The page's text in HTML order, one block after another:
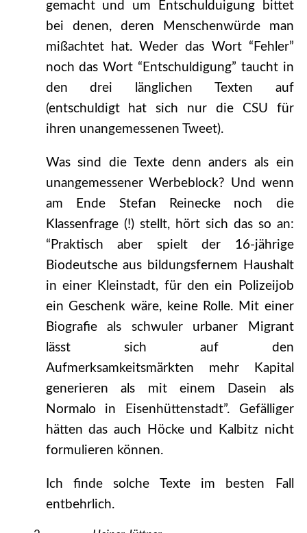
gemacht und um Entschulduigung bittet
bei denen, deren Menschenwürde man
mißachtet hat. Weder das Wort “Fehler”
noch das Wort “Entschuldigung” taucht in
den drei länglichen Texten auf
(entschuldigt hat sich nur die CSU für
ihren unangemessenen Tweet).
Was sind die Texte denn anders als ein
unangemessener Werbeblock? Und wenn
am Ende Stefan Reinecke noch die
Klassenfrage (!) stellt, hört sich das so an:
“Praktisch aber spielt der 16-jährige
Biodeutsche aus bildungsfernem Haushalt
in einer Kleinstadt, für den ein Polizeijob
ein Geschenk wäre, keine Rolle. Mit einer
Biografie als schwuler urbaner Migrant
lässt sich auf den
Aufmerksamkeitsmärkten mehr Kapital
generieren als mit einem Dasein als
Normalo in Eisenhüttenstadt”. Gefälliger
hätten das auch Höcke und Kalbitz nicht
formulieren können.
Ich finde solche Texte im besten Fall
entbehrlich.